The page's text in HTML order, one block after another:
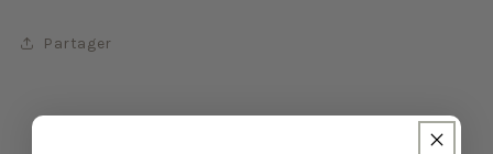
Partager